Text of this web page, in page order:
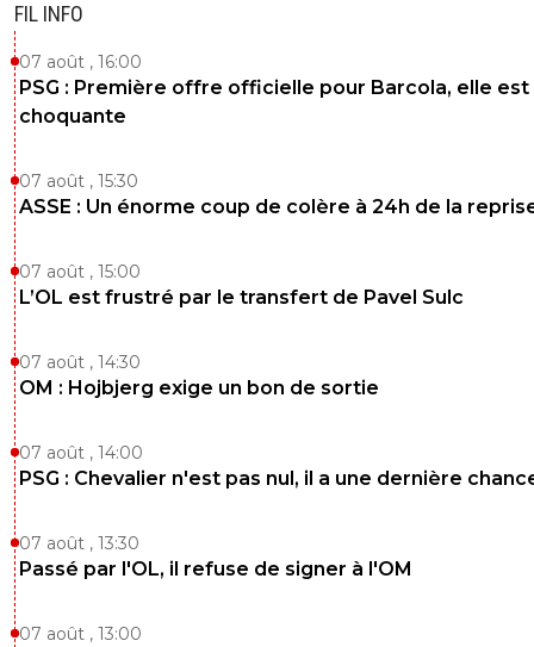
FIL INFO
07 août , 16:00
PSG : Première offre officielle pour Barcola, elle est
choquante
07 août , 15:30
ASSE : Un énorme coup de colère à 24h de la
07 août , 15:00
L’OL est frustré par le transfert de Pavel Sulc
07 août , 14:30
OM : Hojbjerg exige un bon de sortie
07 août , 14:00
PSG : Chevalier n'est pas nul, il a une dernière
07 août , 13:30
Passé par l'OL, il refuse de signer à l'OM
07 août , 13:00